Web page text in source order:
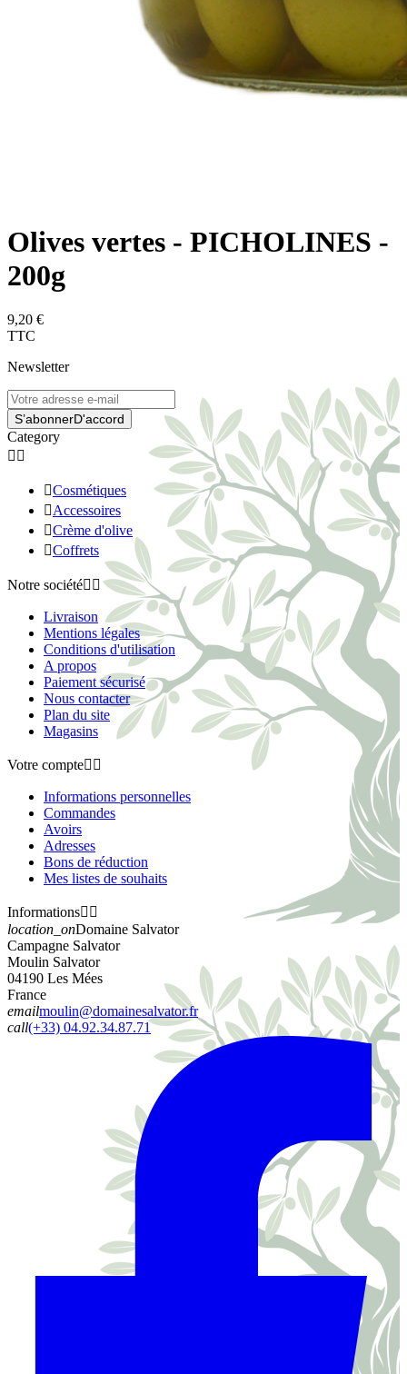
Olives vertes - PICHOLINES -
200g
9,20 €
TTC
Newsletter
S’abonnerD'accord
Category
 
Cosmétiques
Accessoires
Crème d'olive
Coffrets
Notre société 
Livraison
Mentions légales
Conditions d'utilisation
A propos
Paiement sécurisé
Nous contacter
Plan du site
Magasins
Votre compte 
Informations personnelles
Commandes
Avoirs
Adresses
Bons de réduction
Mes listes de souhaits
Informations 
location_onDomaine Salvator
Campagne Salvator
Moulin Salvator
04190 Les Mées
France
emailmoulin@domainesalvator.fr
call(+33) 04.92.34.87.71